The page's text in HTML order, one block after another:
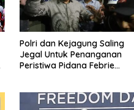
Polri dan Kejagung Saling
Jegal Untuk Penanganan
Peristiwa Pidana Febrie